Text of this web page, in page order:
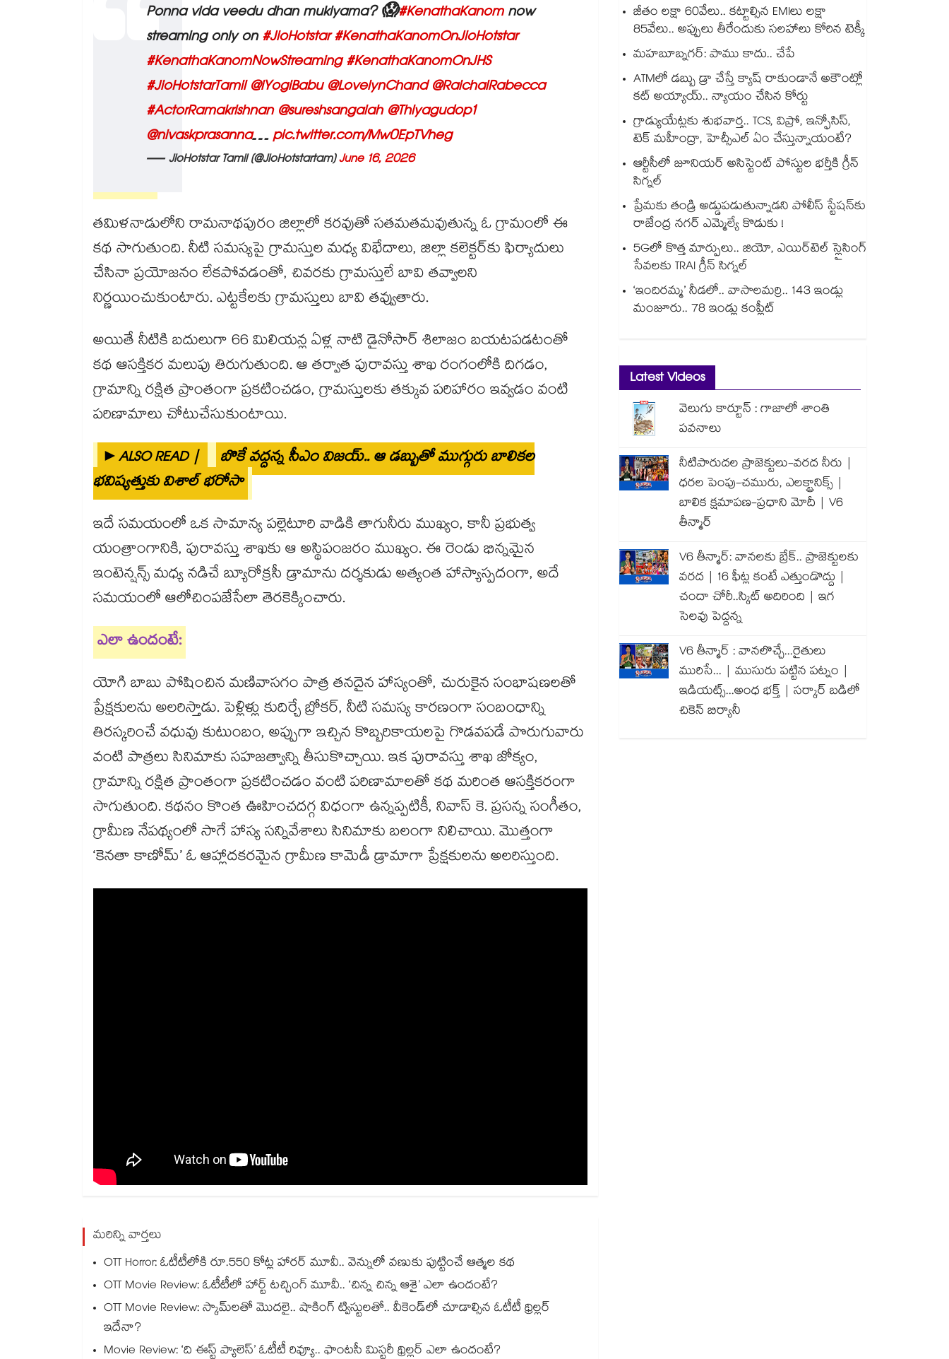
Ponna vida veedu dhan mukiyama? 😱#KenathaKanomnow
streaming only on#JioHotstar#KenathaKanomOnJioHotstar
#KenathaKanomNowStreaming#KenathaKanomOnJHS
#JioHotstarTamil @iYogiBabu @LovelynChand @RaichalRabecca
#ActorRamakrishnan @sureshsangaiah @Thiyagudop1
@nivaskprasanna…pic.twitter.com/Mw0EpTVheg
— JioHotstar Tamil (@JioHotstartam)June 16, 2026
తమిళనాడులోని రామనాథపురం జిల్లాలో కరవుతో సతమతమవుతున్న ఓ గ్రామంలో ఈ
కథ సాగుతుంది. నీటి సమస్యపై గ్రామస్తుల మధ్య విభేదాలు, జిల్లా కలెక్టర్‌కు ఫిర్యాదులు
చేసినా ప్రయోజనం లేకపోవడంతో, చివరకు గ్రామస్తులే బావి తవ్వాలని
నిర్ణయించుకుంటారు. ఎట్టకేలకు గ్రామస్తులు బావి తవ్వుతారు.
అయితే నీటికి బదులుగా 66 మిలియన్ల ఏళ్ల నాటి డైనోసార్ శిలాజం బయటపడటంతో
కథ ఆసక్తికర మలుపు తిరుగుతుంది. ఆ తర్వాత పురావస్తు శాఖ రంగంలోకి దిగడం,
గ్రామాన్ని రక్షిత ప్రాంతంగా ప్రకటించడం, గ్రామస్తులకు తక్కువ పరిహారం ఇవ్వడం వంటి
పరిణామాలు చోటుచేసుకుంటాయి.
►ALSO READ |
బొకే వద్దన్న సీఎం విజయ్.. ఆ డబ్బుతో ముగ్గురు బాలికల
భవిష్యత్తుకు విశాల్ భరోసా
ఇదే సమయంలో ఒక సామాన్య పల్లెటూరి వాడికి తాగునీరు ముఖ్యం, కానీ ప్రభుత్వ
యంత్రాంగానికి, పురావస్తు శాఖకు ఆ అస్థిపంజరం ముఖ్యం. ఈ రెండు భిన్నమైన
ఇంటెన్షన్స్ మధ్య నడిచే బ్యూరోక్రసీ డ్రామాను దర్శకుడు అత్యంత హాస్యాస్పదంగా, అదే
సమయంలో ఆలోచింపజేసేలా తెరకెక్కించారు.
ఎలా ఉందంటే:
యోగి బాబు పోషించిన మణివాసగం పాత్ర తనదైన హాస్యంతో, చురుకైన సంభాషణలతో
ప్రేక్షకులను అలరిస్తాడు. పెళ్లిళ్లు కుదిర్చే బ్రోకర్, నీటి సమస్య కారణంగా సంబంధాన్ని
తిరస్కరించే వధువు కుటుంబం, అప్పుగా ఇచ్చిన కొబ్బరికాయలపై గొడవపడే పొరుగువారు
వంటి పాత్రలు సినిమాకు సహజత్వాన్ని తీసుకొచ్చాయి. ఇక పురావస్తు శాఖ జోక్యం,
గ్రామాన్ని రక్షిత ప్రాంతంగా ప్రకటించడం వంటి పరిణామాలతో కథ మరింత ఆసక్తికరంగా
సాగుతుంది. కథనం కొంత ఊహించదగ్గ విధంగా ఉన్నప్పటికీ, నివాస్ కె. ప్రసన్న సంగీతం,
గ్రామీణ నేపథ్యంలో సాగే హాస్య సన్నివేశాలు సినిమాకు బలంగా నిలిచాయి. మొత్తంగా
‘కెనతా కాణోమ్’ ఓ ఆహ్లాదకరమైన గ్రామీణ కామెడీ డ్రామాగా ప్రేక్షకులను అలరిస్తుంది.
మరిన్ని వార్తలు
OTT Horror: ఓటీటీలోకి రూ.550 కోట్ల హారర్ మూవీ.. వెన్నులో వణుకు పుట్టించే ఆత్మల కథ
OTT Movie Review: ఓటీటీలో హార్ట్ టచ్చింగ్ మూవీ.. ‘చిన్న చిన్న ఆశై’ ఎలా ఉందంటే?
OTT Movie Review: స్కామ్‌లతో మొదలై.. షాకింగ్ ట్విస్టులతో.. వీకెండ్‌లో చూడాల్సిన ఓటీటీ థ్రిల్లర్
ఇదేనా?
Movie Review: ‘ది ఈస్ట్ ప్యాలెస్’ ఓటీటీ రివ్యూ.. ఫాంటసీ మిస్టరీ థ్రిల్లర్ ఎలా ఉందంటే?
జీతం లక్షా 60వేలు.. కట్టాల్సిన EMIలు లక్షా
85వేలు.. అప్పులు తీరేందుకు సలహాలు కోరిన టెక్కీ
మహబూబ్నగర్: పాము కాదు.. చేపే
ATMలో డబ్బు డ్రా చేస్తే క్యాష్ రాకుండానే అకౌంట్లో
కట్ అయ్యాయ్.. న్యాయం చేసిన కోర్టు
గ్రాడ్యుయేట్లకు శుభవార్త.. TCS, విప్రో, ఇన్ఫోసిస్,
టెక్ మహీంద్రా, హెచ్సీఎల్ ఏం చేస్తున్నాయంటే?
ఆర్టీసీలో జూనియర్ అసిస్టెంట్‌‌ పోస్టుల భర్తీకి గ్రీన్‌‌
సిగ్నల్
ప్రేమకు తండ్రి అడ్డుపడుతున్నాడని పోలీస్ స్టేషన్⁪కు
రాజేంద్ర నగర్ ఎమ్మెల్యే కొడుకు !
5Gలో కొత్త మార్పులు.. జియో, ఎయిర్‌టెల్ స్లైసింగ్
సేవలకు TRAI గ్రీన్ సిగ్నల్
‘ఇందిరమ్మ’ నీడలో.. వాసాలమర్రి.. 143 ఇండ్లు
మంజూరు.. 78 ఇండ్లు కంప్లీట్
Latest Videos
వెలుగు కార్టూన్ : గాజాలో శాంతి
పవనాలు
నీటిపారుదల ప్రాజెక్టులు-వరద నీరు |
ధరల పెంపు-చమురు, ఎలక్ట్రానిక్స్ |
బాలిక క్షమాపణ-ప్రధాని మోదీ | V6
తీన్మార్
V6 తీన్మార్: వానలకు బ్రేక్.. ప్రాజెక్టులకు
వరద | 16 ఫీట్ల కంటే ఎత్తుండొద్దు |
చందా చోరీ..స్కిట్ అదిరింది | ఇగ
సెలవు పెద్దన్న
V6 తీన్మార్ : వానలొచ్చే...రైతులు
మురిసే... | ముసురు పట్టిన పట్నం |
ఇడియట్స్...అంధ భక్త్ | సర్కార్ బడిలో
చికెన్ బిర్యానీ